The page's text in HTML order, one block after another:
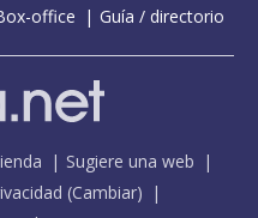
office Guía / directorio
Sugiere una web
(Cambiar)